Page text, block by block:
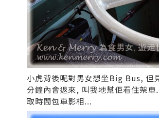
小虎背後呢對男女想坐Big Bus, 但
分鐘內會返來, 叫我地幫佢看住架
取時間包車影相...